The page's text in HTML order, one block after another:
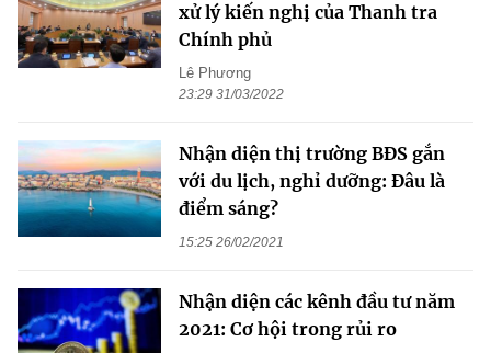
xử lý kiến nghị của Thanh tra
Chính phủ
Lê Phương
23:29 31/03/2022
Nhận diện thị trường BĐS gắn
với du lịch, nghỉ dưỡng: Đâu là
điểm sáng?
15:25 26/02/2021
Nhận diện các kênh đầu tư năm
2021: Cơ hội trong rủi ro